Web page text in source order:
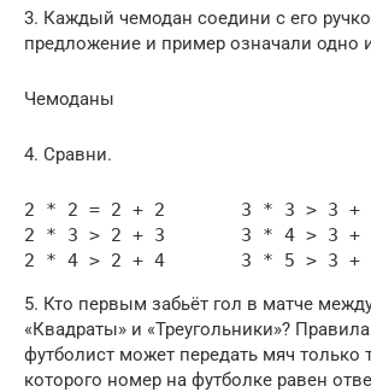
3. Каждый чемодан соедини с его
предложение и пример означали одно
Чемоданы
4. Сравни.
2 * 2 = 2 + 2       3 * 3 > 3
2 * 3 > 2 + 3       3 * 4 > 3
2 * 4 > 2 + 4       3 * 5 > 3
5. Кто первым забьёт гол в матче
«Квадраты» и «Треугольники»?
футболист может передать мяч только
которого номер на футболке равен